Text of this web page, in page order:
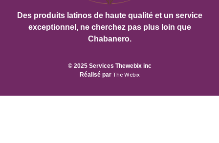
Des produits latinos de haute qualité et un service
exceptionnel, ne cherchez pas plus loin que
Chabanero.
© 2025 Services Thewebix inc
Réalisé par The Webix